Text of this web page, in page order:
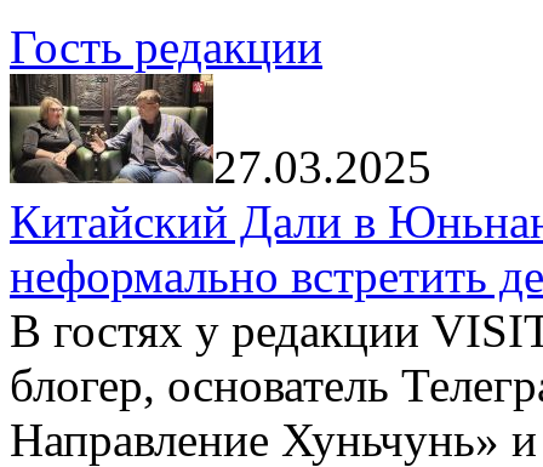
Гость редакции
27.03.2025
Китайский Дали в
неформально встретить
В гостях у редакции
блогер, основатель
Направление Хуньчунь»